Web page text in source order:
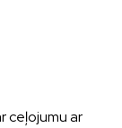
ceļojumu ar